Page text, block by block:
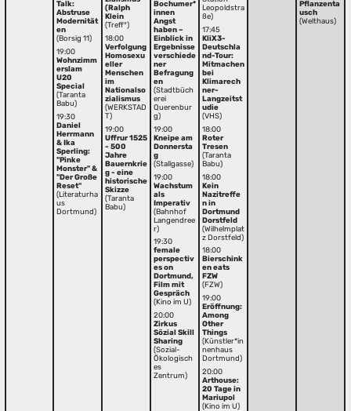
Talk:
Abstruse
Modernität
en
(Borsig 11)
19:00
Wohnzimm
erslam
U20
Special
(Taranta
Babu)
19:30
Daniel
Herrmann
& Ika
Sperling:
"Pinke
Monster" &
"Der Große
Reset"
(Literaturha
us
Dortmund)
(Ralph
Klein
(Treff°)
18:00
Verfolgung
Homosexu
eller
Menschen
im
Nationalso
zialismus
(WERKSTAD
T)
19:00
Uffrur 1525
- 500
Jahre
Bauernkrie
g - eine
historische
Skizze
(Taranta
Babu)
Bochumer*
innen
Angst
haben –
Einblick in
Ergebnisse
verschiede
ner
Befragung
en
(Stadtbüch
erei
Querenbur
g)
19:00
Kneipe am
Donnersta
g
(Stallgasse)
19:00
Wachstum
als
Imperativ
(Bahnhof
Langendree
r)
19:30
female
perspectiv
es on
Dortmund,
Film mit
Gespräch
(Kino im U)
20:00
Zirkus
Sözial Skill
Sharing
(Sozial-
Ökologisch
es
Zentrum)
Leopoldstra
ße)
17:45
KliX3-
Deutschla
nd-Tour:
Mitmachen
bei
Klimarech
ner-
Langzeitst
udie
(VHS)
18:00
Roter
Tresen
(Taranta
Babu)
18:00
Kein
Nazitreffe
n in
Dortmund
Dorstfeld
(Wilhelmplat
z Dorstfeld)
18:00
Bierschink
en eats
FZW
(FZW)
19:00
Eröffnung:
Among
Other
Things
(Künstler*in
nenhaus
Dortmund)
20:00
Arthouse:
20 Tage in
Mariupol
(Kino im U)
Pflanzenta
usch
(Welthaus)